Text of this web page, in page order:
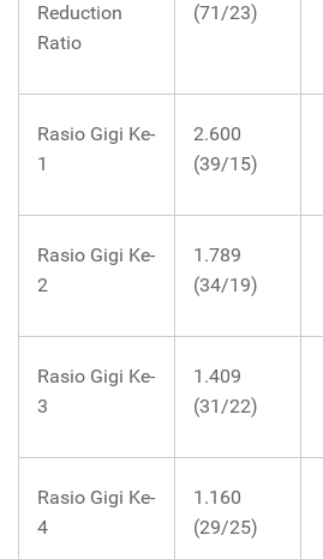
Reduction
Ratio
(71/23)
Rasio Gigi Ke-
1
2.600
(39/15)
Rasio Gigi Ke-
2
1.789
(34/19)
Rasio Gigi Ke-
3
1.409
(31/22)
Rasio Gigi Ke-
4
1.160
(29/25)